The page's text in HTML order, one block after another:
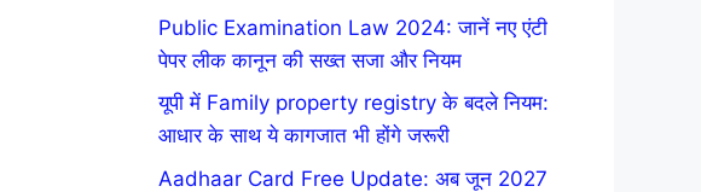
Public Examination Law 2024: जानें नए एंटी
पेपर लीक कानून की सख्त सजा और नियम
यूपी में Family property registry के बदले नियम:
आधार के साथ ये कागजात भी होंगे जरूरी
Aadhaar Card Free Update: अब जून 2027